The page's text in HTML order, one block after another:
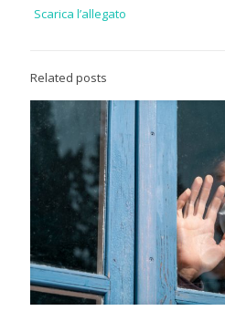
Scarica l’allegato
Related posts